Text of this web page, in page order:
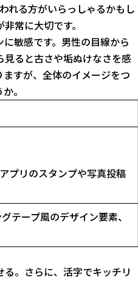
れる方がいらっしゃるかもし
常に大切です。
敏感です。男性の目線から
ると古さや垢ぬけなさを感
すが、全体のイメージをつ
。
プリのスタンプや写真投稿
テープ風のデザイン要素、
。さらに、活字でキッチリ